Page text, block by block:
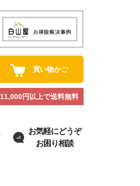
買い物かご
11,000円以上で送料無料
お気軽にどうぞ
お困り相談